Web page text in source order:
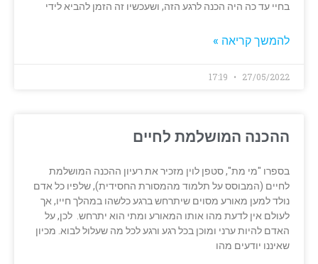
בחיי עד כה היה הכנה לרגע הזה, ושעכשיו זה הזמן להביא לידי
להמשך קריאה »
27/05/2022
ההכנה המושלמת לחיים
בספרו "מי מת", סטפן לוין מזכיר את רעיון ההכנה המושלמת
לחיים (המבוסס על תלמוד מהמסורת החסידית), שלפיו כל אדם
נולד למען מאורע מסוים שיתרחש ברגע כלשהו במהלך חייו, אך
לעולם אין לדעת מהו אותו המאורע ומתי הוא יתרחש. לכן, על
האדם להיות ערני ומוכן בכל רגע ורגע לכל מה שעלול לבוא. מכיון
שאיננו יודעים מהו